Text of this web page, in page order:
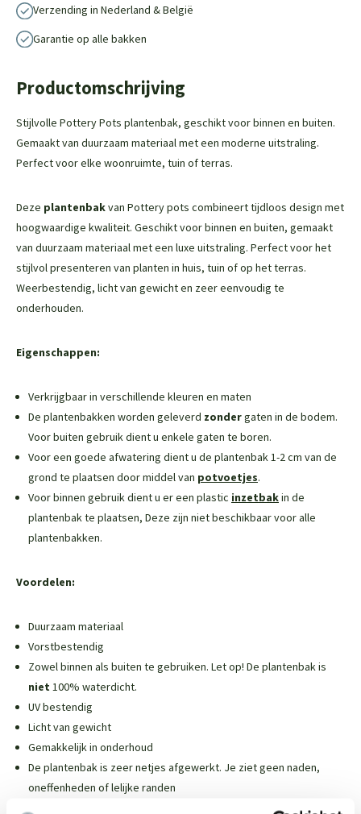
Verzending in Nederland & België
Garantie op alle bakken
Productomschrijving
Stijlvolle Pottery Pots plantenbak, geschikt voor binnen en buiten.
Gemaakt van duurzaam materiaal met een moderne uitstraling.
Perfect voor elke woonruimte, tuin of terras.
Deze plantenbakvan Pottery pots combineert tijdloos design met
hoogwaardige kwaliteit. Geschikt voor binnen en buiten, gemaakt
van duurzaam materiaal met een luxe uitstraling. Perfect voor het
stijlvol presenteren van planten in huis, tuin of op het terras.
Weerbestendig, licht van gewicht en zeer eenvoudig te
onderhouden.
Eigenschappen:
Verkrijgbaar in verschillende kleuren en maten
De plantenbakken worden geleverd zondergaten in de bodem.
Voor buiten gebruik dient u enkele gaten te boren.
Voor een goede afwatering dient u de plantenbak 1-2 cm van de
grond te plaatsen door middel van potvoetjes.
Voor binnen gebruik dient u er een plastic inzetbakin de
plantenbak te plaatsen, Deze zijn niet beschikbaar voor alle
plantenbakken.
Voordelen:
Duurzaam materiaal
Vorstbestendig
Zowel binnen als buiten te gebruiken. Let op! De plantenbak is
niet 100% waterdicht.
UV bestendig
Licht van gewicht
Gemakkelijk in onderhoud
De plantenbak is zeer netjes afgewerkt. Je ziet geen naden,
oneffenheden of lelijke randen